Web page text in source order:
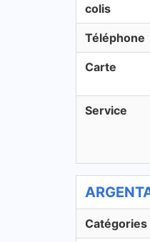
colis
Téléphone
Carte
Service
Catégories